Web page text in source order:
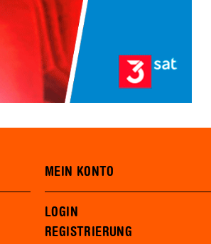
MEIN KONTO
LOGIN
REGISTRIERUNG